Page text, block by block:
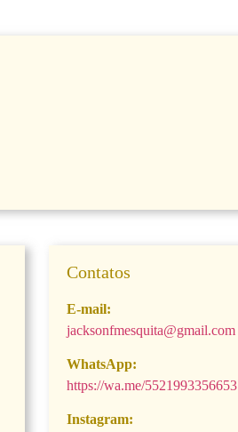
Contatos
E-mail:
jacksonfmesquita@gmail.com
WhatsApp:
https://wa.me/5521993356653
Instagram: